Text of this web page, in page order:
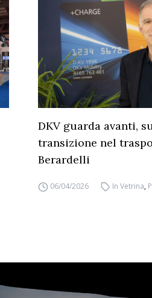
DKV guarda avanti,
transizione nel
Berardelli
06/04/2026 In Vetrina,